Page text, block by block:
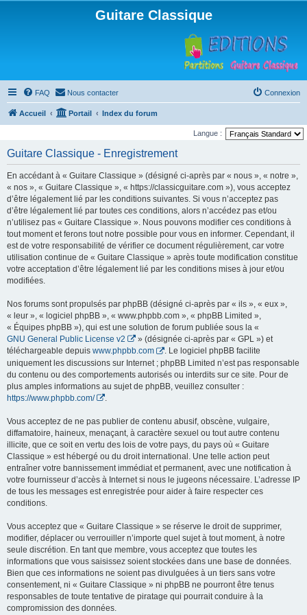
Guitare Classique
FAQ Nous contacter Connexion
Accueil Portail Index du forum
Langue :
Guitare Classique - Enregistrement
En accédant à « Guitare Classique » (désigné ci-après par « nous », « notre »,
« nos », « Guitare Classique », « https://classicguitare.com »), vous acceptez
d’être légalement lié par les conditions suivantes. Si vous n’acceptez pas
d’être légalement lié par toutes ces conditions, alors n’accédez pas et/ou
n’utilisez pas « Guitare Classique ». Nous pouvons modifier ces conditions à
tout moment et ferons tout notre possible pour vous en informer. Cependant, il
est de votre responsabilité de vérifier ce document régulièrement, car votre
utilisation continue de « Guitare Classique » après toute modification constitue
votre acceptation d’être légalement lié par les conditions mises à jour et/ou
modifiées.
Nos forums sont propulsés par phpBB (désigné ci-après par « ils », « eux »,
« leur », « logiciel phpBB », « www.phpbb.com », « phpBB Limited »,
« Équipes phpBB »), qui est une solution de forum publiée sous la «
GNU General Public License v2
» (désignée ci-après par « GPL ») et
téléchargeable depuis www.phpbb.com
. Le logiciel phpBB facilite
uniquement les discussions sur Internet ; phpBB Limited n’est pas responsable
du contenu ou des comportements autorisés ou interdits sur ce site. Pour de
plus amples informations au sujet de phpBB, veuillez consulter :
https://www.phpbb.com/
Vous acceptez de ne pas publier de contenu abusif, obscène, vulgaire,
diffamatoire, haineux, menaçant, à caractère sexuel ou tout autre contenu
illicite, que ce soit en vertu des lois de votre pays, du pays où « Guitare
Classique » est hébergé ou du droit international. Une telle action peut
entraîner votre bannissement immédiat et permanent, avec une notification à
votre fournisseur d’accès à Internet si nous le jugeons nécessaire. L’adresse IP
de tous les messages est enregistrée pour aider à faire respecter ces
conditions.
Vous acceptez que « Guitare Classique » se réserve le droit de supprimer,
modifier, déplacer ou verrouiller n’importe quel sujet à tout moment, à notre
seule discrétion. En tant que membre, vous acceptez que toutes les
informations que vous saisissez soient stockées dans une base de données.
Bien que ces informations ne soient pas divulguées à un tiers sans votre
consentement, ni « Guitare Classique » ni phpBB ne pourront être tenus
responsables de toute tentative de piratage qui pourrait conduire à la
compromission des données.